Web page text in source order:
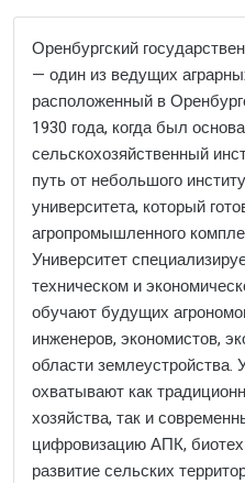
Оренбургский
— один из ведущих
расположенный в
1930 года, когда был
сельскохозяйственный
путь от небольшого
университета, который
агропромышленного
Университет
техническом и
обучают будущих
инженеров, экономистов,
области
охватывают как
хозяйства, так и
цифровизацию АПК,
развитие сельских